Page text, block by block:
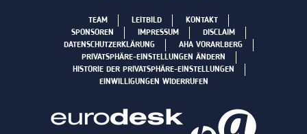
TEAM LEITBILD
KONTAKT
SPONSOREN
IMPRESSUM
DISCLAIM
DATENSCHUTZERKLÄRUNG
AHA VORARLBERG
PRIVATSPHÄRE-EINSTELLUNGEN ÄNDERN
HISTORIE DER PRIVATSPHÄRE-EINSTELLUNGEN
EINWILLIGUNGEN WIDERRUFEN